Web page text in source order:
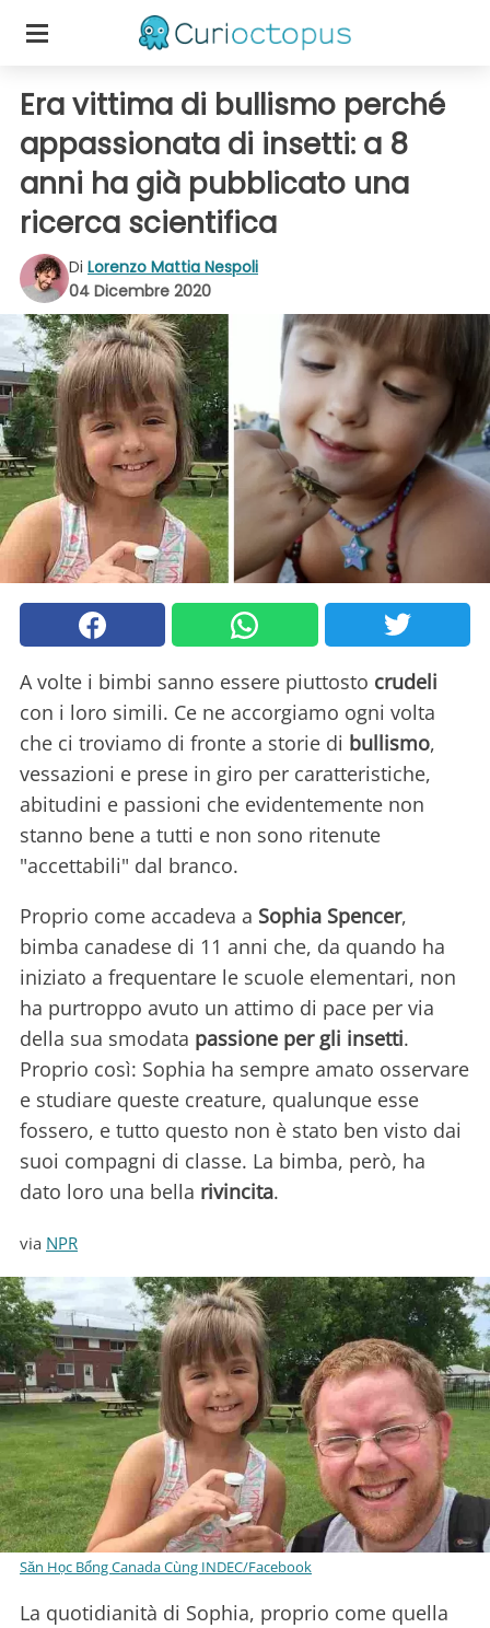
Era vittima di bullismo perché
appassionata di insetti: a 8
anni ha già pubblicato una
ricerca scientifica
Di Lorenzo Mattia Nespoli
04 Dicembre 2020
A volte i bimbi sanno essere piuttosto crudeli
con i loro simili. Ce ne accorgiamo ogni volta
che ci troviamo di fronte a storie di bullismo,
vessazioni e prese in giro per caratteristiche,
abitudini e passioni che evidentemente non
stanno bene a tutti e non sono ritenute
"accettabili" dal branco.
Proprio come accadeva a Sophia Spencer,
bimba canadese di 11 anni che, da quando ha
iniziato a frequentare le scuole elementari, non
ha purtroppo avuto un attimo di pace per via
della sua smodata passione per gli insetti.
Proprio così: Sophia ha sempre amato osservare
e studiare queste creature, qualunque esse
fossero, e tutto questo non è stato ben visto dai
suoi compagni di classe. La bimba, però, ha
dato loro una bella rivincita.
via NPR
Săn Học Bổng Canada Cùng INDEC/Facebook
La quotidianità di Sophia, proprio come quella